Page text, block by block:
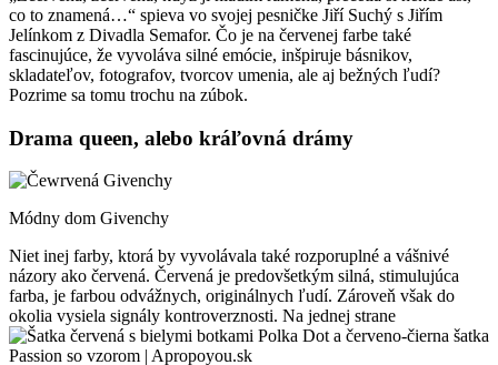
co to znamená…“ spieva vo svojej pesničke Jiří Suchý s Jiřím
Jelínkom z Divadla Semafor. Čo je na červenej farbe také
fascinujúce, že vyvoláva silné emócie, inšpiruje básnikov,
skladateľov, fotografov, tvorcov umenia, ale aj bežných ľudí?
Pozrime sa tomu trochu na zúbok.
Drama queen, alebo kráľovná drámy
Módny dom Givenchy
Niet inej farby, ktorá by vyvolávala také rozporuplné a vášnivé
názory ako červená. Červená je predovšetkým silná, stimulujúca
farba, je farbou odvážnych, originálnych ľudí. Zároveň však do
okolia vysiela signály kontroverznosti. Na jednej strane